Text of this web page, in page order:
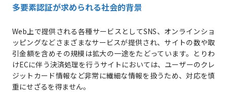
多要素認証が求められる社会的背景
Web上で提供される各種サービスとしてSNS、オンラインショ
ッピングなどさまざまなサービスが提供され、サイトの数や取
引金額を含めその規模は拡大の一途をたどっています。とりわ
けECに伴う決済処理を行うサイトにおいては、ユーザーのクレ
ジットカード情報など非常に繊細な情報を扱うため、対応を慎
重にせざるを得ません。